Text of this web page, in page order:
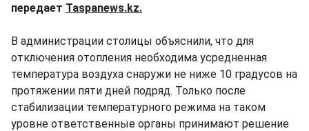
передает Taspanews.kz.
В администрации столицы объяснили, что для
отключения отопления необходима усредненная
температура воздуха снаружи не ниже 10 градусов на
протяжении пяти дней подряд. Только после
стабилизации температурного режима на таком
уровне ответственные органы принимают решение